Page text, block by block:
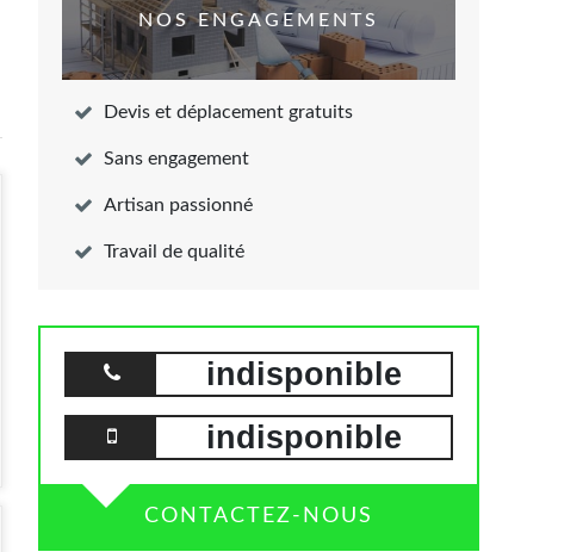
NOS ENGAGEMENTS
Devis et déplacement gratuits
Sans engagement
Artisan passionné
Travail de qualité
indisponible
indisponible
CONTACTEZ-NOUS